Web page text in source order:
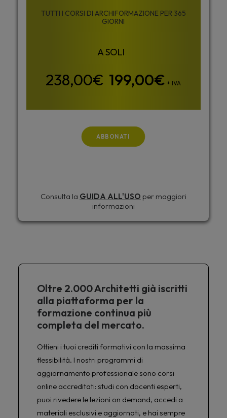
TUTTI I CORSI DI ARCHIFORMAZIONE PER 365
GIORNI
199,00€ + IVA
ABBONATI
Consulta la GUIDA ALL'USO per maggiori
informazioni
Oltre 2.000 Architetti già iscritti
alla piattaforma per la
formazione continua più
completa del mercato.
Ottieni i tuoi crediti formativi con la massima
flessibilità. I nostri programmi di
aggiornamento professionale sono corsi
online accreditati: studi con docenti esperti,
puoi rivedere le lezioni on demand, accedi a
materiali esclusivi e aggiornati, e hai sempre